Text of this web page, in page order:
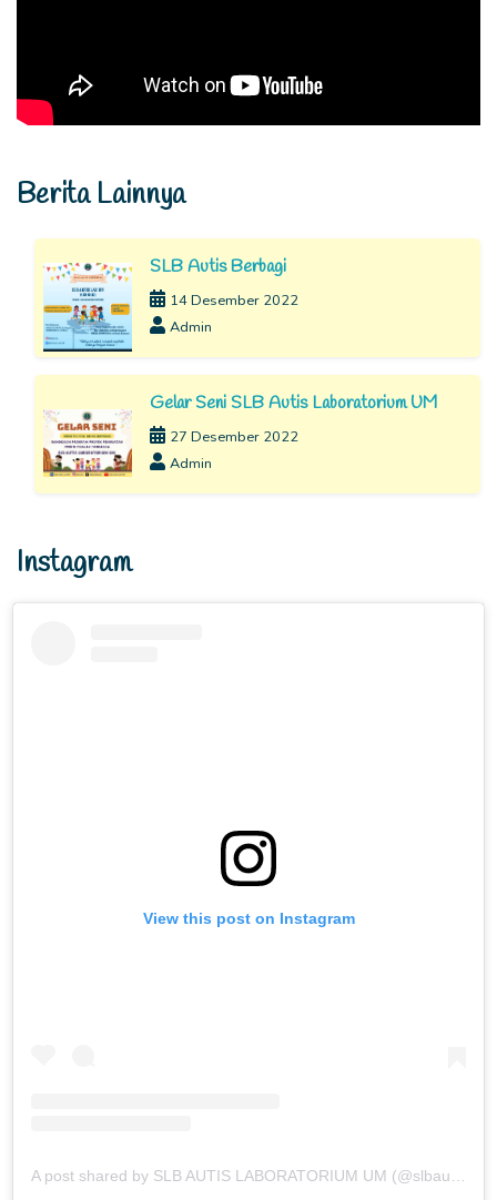
Berita Lainnya
SLB Autis Berbagi
14 Desember 2022
Admin
Gelar Seni SLB Autis Laboratorium UM
27 Desember 2022
Admin
Instagram
View this post on Instagram
A post shared by SLB AUTIS LABORATORIUM UM (@slbautis)